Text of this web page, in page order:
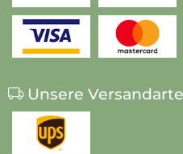
Unsere